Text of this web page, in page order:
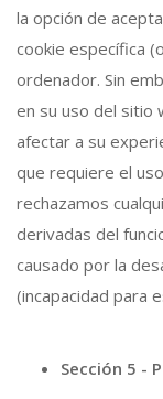
la opción de
cookie específica
ordenador. Sin
en su uso del sitio
afectar a su
que requiere el
rechazamos
derivadas del
causado por la
(incapacidad para
Sección 5 -